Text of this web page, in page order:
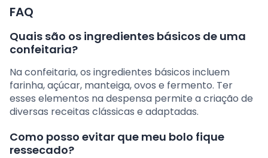
FAQ
Quais são os ingredientes básicos de uma
confeitaria?
Na confeitaria, os ingredientes básicos incluem
farinha, açúcar, manteiga, ovos e fermento. Ter
esses elementos na despensa permite a criação de
diversas receitas clássicas e adaptadas.
Como posso evitar que meu bolo fique
ressecado?